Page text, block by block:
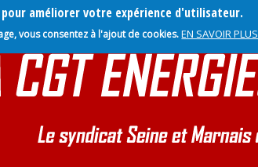
améliorer votre expérience d'utilisateur.
vous consentez à l'ajout de cookies. EN SAVOIR PLUS